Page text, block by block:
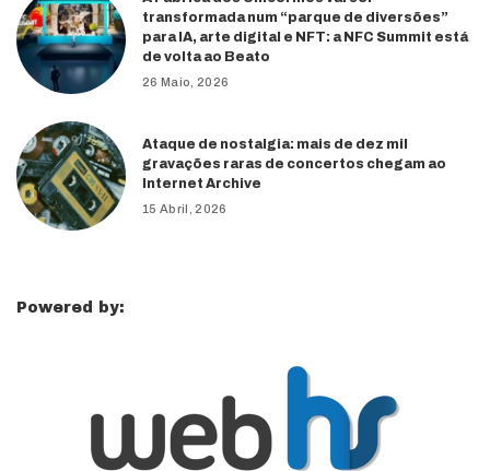
transformada num “parque de diversões”
para IA, arte digital e NFT: a NFC Summit está
de volta ao Beato
26 Maio, 2026
Ataque de nostalgia: mais de dez mil
gravações raras de concertos chegam ao
Internet Archive
15 Abril, 2026
Powered by: